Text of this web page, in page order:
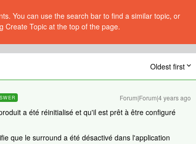
You can use the search bar to find a similar topic, or
Create Topic at the top of the page.
Oldest first
Forum|Forum|4 years ago
a été réinitialisé et qu'il est prêt à être configuré
que le surround a été désactivé dans l'application